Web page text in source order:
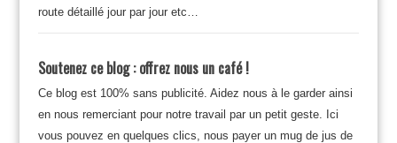
route détaillé jour par jour etc…
Soutenez ce blog : offrez nous un café !
Ce blog est 100% sans publicité. Aidez nous à le garder ainsi
en nous remerciant pour notre travail par un petit geste. Ici
vous pouvez en quelques clics, nous payer un mug de jus de